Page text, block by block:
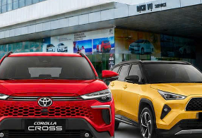
khỏe khoắn hơn – đặc trưng của